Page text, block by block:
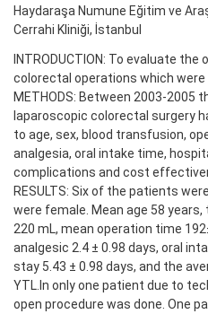
Haydaraşa Numune Eğitim ve
Cerrahi Kliniği, İstanbul
INTRODUCTION: To evaluate
colorectal operations which were
METHODS: Between 2003-2005
laparoscopic colorectal surgery
to age, sex, blood transfusion,
analgesia, oral intake time,
complications and cost
RESULTS: Six of the patients
were female. Mean age 58
220 mL, mean operation time
analgesic 2.4 ± 0.98 days, oral
stay 5.43 ± 0.98 days, and the
YTL.In only one patient due to
open procedure was done. One